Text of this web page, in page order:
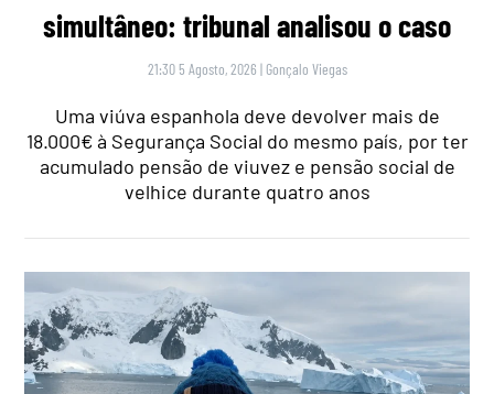
simultâneo: tribunal analisou o caso
21:30 5 Agosto, 2026 | Gonçalo Viegas
Uma viúva espanhola deve devolver mais de
18.000€ à Segurança Social do mesmo país, por ter
acumulado pensão de viuvez e pensão social de
velhice durante quatro anos